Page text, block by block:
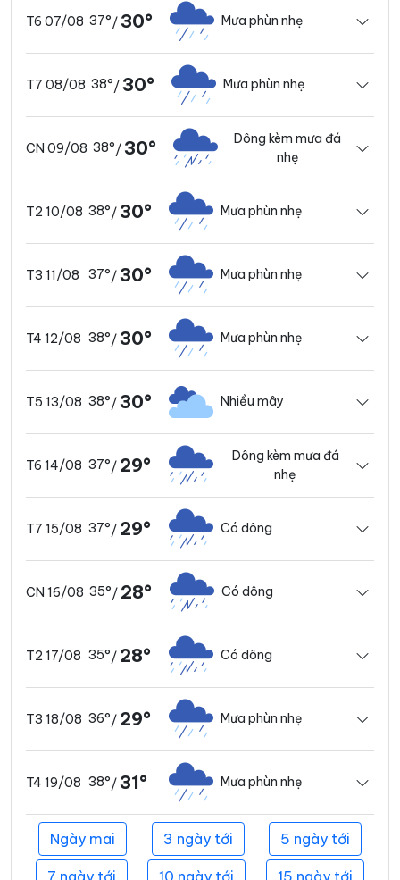
T6 07/08 37°/30° Mưa phùn nhẹ
T7 08/08 38°/30° Mưa phùn nhẹ
CN 09/08 38°/30°
Dông kèm mưa đá
nhẹ
T2 10/08 38°/30° Mưa phùn nhẹ
T3 11/08 37°/30° Mưa phùn nhẹ
T4 12/08 38°/30° Mưa phùn nhẹ
T5 13/08 38°/30° Nhiều mây
T6 14/08 37°/ 29°
Dông kèm mưa đá
nhẹ
T7 15/08 37°/ 29° Có dông
CN 16/08 35°/ 28° Có dông
T2 17/08 35°/ 28° Có dông
T3 18/08 36°/ 29° Mưa phùn nhẹ
T4 19/08 38°/31° Mưa phùn nhẹ
Ngày mai 3 ngày tới 5 ngày tới
7 ngày tới 10 ngày tới 15 ngày tới